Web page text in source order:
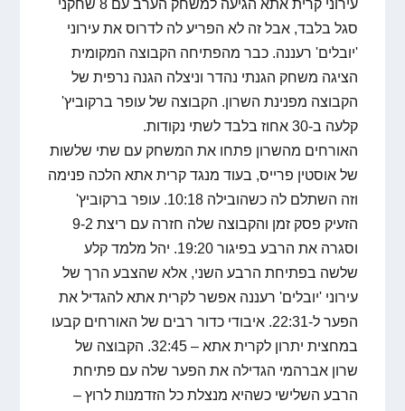
עירוני קרית אתא הגיעה למשחק הערב עם 8 שחקני
סגל בלבד, אבל זה לא הפריע לה לדרוס את עירוני
'יובלים' רעננה. כבר מהפתיחה הקבוצה המקומית
הציגה משחק הגנתי נהדר וניצלה הגנה נרפית של
הקבוצה מפנינת השרון. הקבוצה של עופר ברקוביץ'
קלעה ב-30 אחוז בלבד לשתי נקודות.
האורחים מהשרון פתחו את המשחק עם שתי שלשות
של אוסטין פרייס, בעוד מנגד קרית אתא הלכה פנימה
וזה השתלם לה כשהובילה 10:18. עופר ברקוביץ'
הזעיק פסק זמן והקבוצה שלה חזרה עם ריצת 9-2
וסגרה את הרבע בפיגור 19:20. יהל מלמד קלע
שלשה בפתיחת הרבע השני, אלא שהצבע הרך של
עירוני 'יובלים' רעננה אפשר לקרית אתא להגדיל את
הפער ל-22:31. איבודי כדור רבים של האורחים קבעו
במחצית יתרון לקרית אתא – 32:45. הקבוצה של
שרון אברהמי הגדילה את הפער שלה עם פתיחת
הרבע השלישי כשהיא מנצלת כל הזדמנות לרוץ –